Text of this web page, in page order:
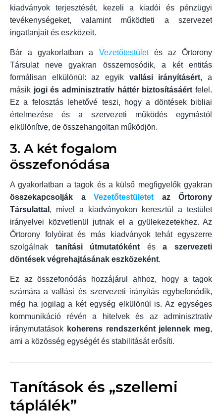
kiadványok terjesztését, kezeli a kiadói és pénzügyi
tevékenységeket, valamint működteti a szervezet
ingatlanjait és eszközeit.
Bár a gyakorlatban a Vezetőtestületés az Őrtorony
Társulat neve gyakran összemosódik, a két entitás
formálisan elkülönül: az egyik vallási irányításért, a
másik jogi és adminisztratív háttér biztosításáért felel.
Ez a felosztás lehetővé teszi, hogy a döntések bibliai
értelmezése és a szervezeti működés egymástól
elkülönítve, de összehangoltan működjön.
3. A két fogalom
összefonódása
A gyakorlatban a tagok és a külső megfigyelők gyakran
összekapcsolják a Vezetőtestületet az Őrtorony
Társulattal , mivel a kiadványokon keresztül a testület
irányelvei közvetlenül jutnak el a gyülekezetekhez. Az
Őrtorony folyóirat és más kiadványok tehát egyszerre
szolgálnak tanítási útmutatóként ésa szervezeti
döntések végrehajtásának eszközeként.
Ez az összefonódás hozzájárul ahhoz, hogy a tagok
számára a vallási és szervezeti irányítás egybefonódik,
még ha jogilag a két egység elkülönül is. Az egységes
kommunikáció révén a hitelvek és az adminisztratív
iránymutatások koherens rendszerként jelennek meg,
ami a közösség egységét és stabilitását erősíti.
Tanítások és „szellemi
táplálék”